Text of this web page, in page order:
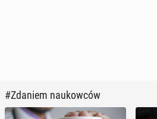
#Zdaniem naukowców